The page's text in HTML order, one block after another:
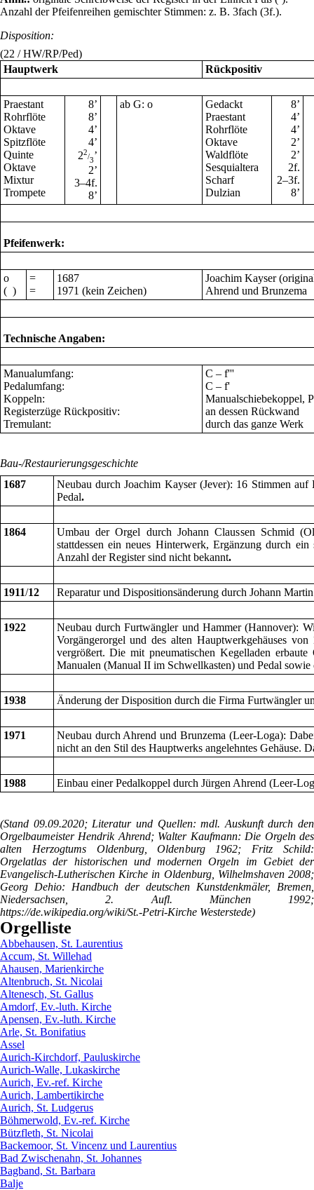
Anzahl der Pfeifenreihen gemischter Stimmen: z. B. 3fach (3f.).
Disposition:
(22 / HW/RP/Ped)
Hauptwerk
Rückpositiv
Praestant
Rohrflöte
Oktave
Spitzflöte
Quinte
Oktave
Mixtur
Trompete
8’
8’
4’
4’
22
/3’
2’
3–4f.
8’
ab G: o
Gedackt
Praestant
Rohrflöte
Oktave
Waldflöte
Sesquialtera
Scharf
Dulzian
8’
4’
4’
2’
2’
2f.
2–3f.
8’
Pfeifenwerk:
o
( )
=
=
1687
1971 (kein Zeichen)
Joachim Kayser
Ahrend und Brunzema
Technische Angaben:
Manualumfang:
Pedalumfang:
Koppeln:
Registerzüge Rückpositiv:
Tremulant:
C – f'''
C – f'
Manualschiebekoppel,
an dessen Rückwand
durch das ganze Werk
Bau-/Restaurierungsgeschichte
1687
Neubau durch Joachim Kayser (Jever): 16 Stimmen
Pedal.
1864
Umbau der Orgel durch Johann Claussen Schmid
stattdessen ein neues Hinterwerk, Ergänzung durch
Anzahl der Register sind nicht bekannt.
1911/12 Reparatur und Dispositionsänderung durch Johann
1922
Neubau durch Furtwängler und Hammer (Hannover):
Vorgängerorgel und des alten Hauptwerkgehäuses
vergrößert. Die mit pneumatischen Kegelladen
Manualen (Manual II im Schwellkasten) und Pedal
1938 Änderung der Disposition durch die Firma Furtwängler
1971
Neubau durch Ahrend und Brunzema (Leer-Loga):
nicht an den Stil des Hauptwerks angelehntes Gehäuse.
1988 Einbau einer Pedalkoppel durch Jürgen Ahrend (Leer-
(Stand 09.09.2020; Literatur und Quellen: mdl. Auskunft durch den
Orgelbaumeister Hendrik Ahrend; Walter Kaufmann: Die Orgeln des
alten Herzogtums Oldenburg, Oldenburg 1962; Fritz Schild:
Orgelatlas der historischen und modernen Orgeln im Gebiet der
Evangelisch-Lutherischen Kirche in Oldenburg, Wilhelmshaven 2008;
Georg Dehio: Handbuch der deutschen Kunstdenkmäler, Bremen,
Niedersachsen, 2. Aufl. München 1992;
https://de.wikipedia.org/wiki/St.-Petri-Kirche Westerstede)
Orgelliste
Abbehausen, St. Laurentius
Accum, St. Willehad
Ahausen, Marienkirche
Altenbruch, St. Nicolai
Altenesch, St. Gallus
Amdorf, Ev.-luth. Kirche
Apensen, Ev.-luth. Kirche
Arle, St. Bonifatius
Assel
Aurich-Kirchdorf, Pauluskirche
Aurich-Walle, Lukaskirche
Aurich, Ev.-ref. Kirche
Aurich, Lambertikirche
Aurich, St. Ludgerus
Böhmerwold, Ev.-ref. Kirche
Bützfleth, St. Nicolai
Backemoor, St. Vincenz und Laurentius
Bad Zwischenahn, St. Johannes
Bagband, St. Barbara
Balje